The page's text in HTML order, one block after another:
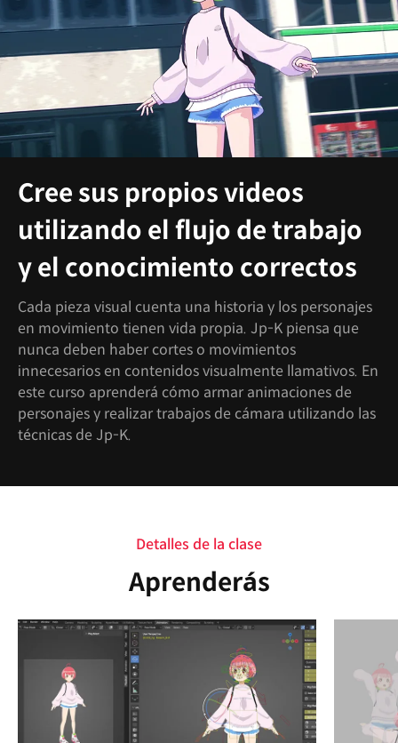
Cree sus propios videos
utilizando el flujo de trabajo
y el conocimiento correctos
Cada pieza visual cuenta una historia y los personajes
en movimiento tienen vida propia. Jp-K piensa que
nunca deben haber cortes o movimientos
innecesarios en contenidos visualmente llamativos. En
este curso aprenderá cómo armar animaciones de
personajes y realizar trabajos de cámara utilizando las
técnicas de Jp-K.
Detalles de la clase
Aprenderás